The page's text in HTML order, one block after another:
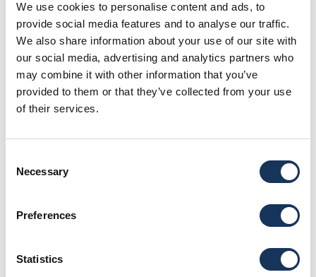
We use cookies to personalise content and ads, to
provide social media features and to analyse our traffic.
We also share information about your use of our site with
our social media, advertising and analytics partners who
may combine it with other information that you’ve
provided to them or that they’ve collected from your use
of their services.
Selection
Necessary
Preferences
Statistics
הרישום רק הסקיפר, הסקיפר השותף ואיש צוות אחד של
איוניאן-סיילס נוכחים על הסיפון.
כל האורחים ואנשי הצוות שלנו מקבלים מדחום
אינפרה-אדום ומדי חמצן ונבדקים בכל יום בהתאם
איוניאן-סיילס היא החברה הראשונה המאפשרת הליך